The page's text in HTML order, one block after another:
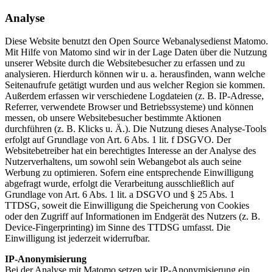
Analyse
Diese Website benutzt den Open Source Webanalysedienst Matomo.
Mit Hilfe von Matomo sind wir in der Lage Daten über die Nutzung
unserer Website durch die Websitebesucher zu erfassen und zu
analysieren. Hierdurch können wir u. a. herausfinden, wann welche
Seitenaufrufe getätigt wurden und aus welcher Region sie kommen.
Außerdem erfassen wir verschiedene Logdateien (z. B. IP-Adresse,
Referrer, verwendete Browser und Betriebssysteme) und können
messen, ob unsere Websitebesucher bestimmte Aktionen
durchführen (z. B. Klicks u. Ä.). Die Nutzung dieses Analyse-Tools
erfolgt auf Grundlage von Art. 6 Abs. 1 lit. f DSGVO. Der
Websitebetreiber hat ein berechtigtes Interesse an der Analyse des
Nutzerverhaltens, um sowohl sein Webangebot als auch seine
Werbung zu optimieren. Sofern eine entsprechende Einwilligung
abgefragt wurde, erfolgt die Verarbeitung ausschließlich auf
Grundlage von Art. 6 Abs. 1 lit. a DSGVO und § 25 Abs. 1
TTDSG, soweit die Einwilligung die Speicherung von Cookies
oder den Zugriff auf Informationen im Endgerät des Nutzers (z. B.
Device-Fingerprinting) im Sinne des TTDSG umfasst. Die
Einwilligung ist jederzeit widerrufbar.
IP-Anonymisierung